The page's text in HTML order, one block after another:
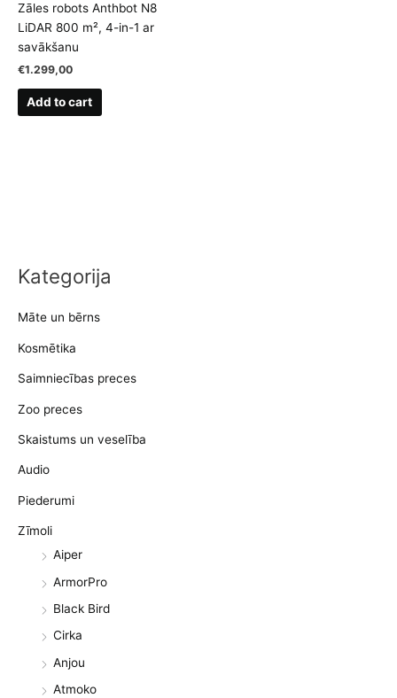
Kategorija
Māte un bērns
Kosmētika
Saimniecības preces
Zoo preces
Skaistums un veselība
Audio
Piederumi
Zīmoli
Aiper
ArmorPro
Black Bird
Cirka
Anjou
Atmoko
Zāles robots Anthbot N8
LiDAR 800 m², 4-in-1 ar
savākšanu
€1.299,00
Add to cart